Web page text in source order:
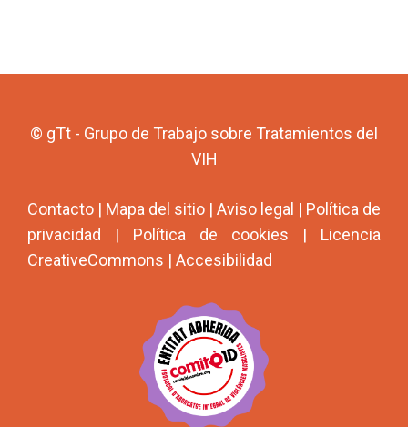
© gTt - Grupo de Trabajo sobre Tratamientos del
VIH
Contacto | Mapa del sitio | Aviso legal | Política de
privacidad | Política de cookies | Licencia
CreativeCommons | Accesibilidad